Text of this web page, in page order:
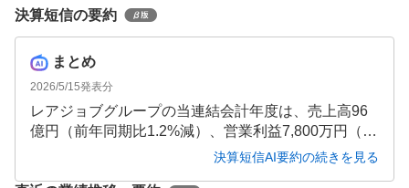
決算短信の要約
まとめ
2026/5/15発表分
レアジョブグループの当連結会計年度は、売上高96
億円（前年同期比1.2%減）、営業利益7,800万円（同
82.3%減）と減収減益となりました。リスキリング事
決算短信AI要約の続きを見る